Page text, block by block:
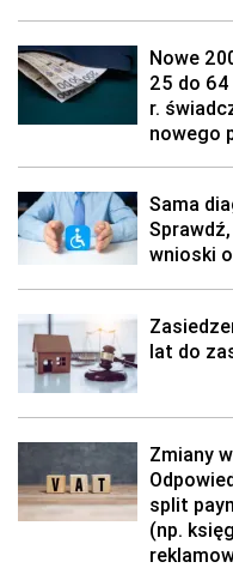
Nowe
25 do
r.
nowego
Sama
wnioski
lat do
Zmiany
split
(np.